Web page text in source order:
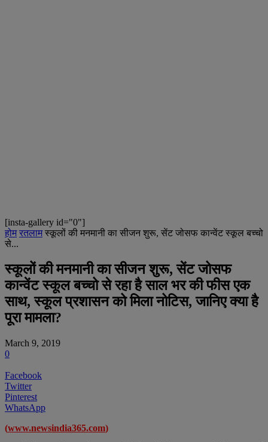
[insta-gallery id="0"]
होम रतलाम स्कूलों की मनमानी का सीजन शुरू, सेंट जोसफ कान्वेंट स्कूल बच्चो
से...
स्कूलों की मनमानी का सीजन शुरू, सेंट जोसफ
कान्वेंट स्कूल बच्चो से रहा है साल भर की फीस एक
साथ, स्कूल प्रशासन को मिला नोटिस, जानिए क्या है
पूरा मामला?
March 9, 2019
0
Facebook
Twitter
Pinterest
WhatsApp
(www.newsindia365.com)